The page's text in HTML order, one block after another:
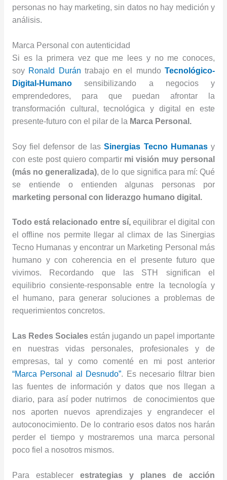
personas no hay marketing, sin datos no hay medición y
análisis.
Marca Personal con autenticidad
Si es la primera vez que me lees y no me conoces,
soy Ronald Durán trabajo en el mundoTecnológico-
Digital-Humanosensibilizando a negocios y
emprendedores, para que puedan afrontar la
transformación cultural, tecnológica y digital en este
presente-futuro con el pilar de la Marca Personal.
Soy fiel defensor de las Sinergias Tecno Humanas y
con este post quiero compartir mi visión muy personal
(más no generalizada), de lo que significa para mí: Qué
se entiende o entienden algunas personas por
marketing personal con liderazgo humano digital.
Todo está relacionado entre sí, equilibrar el digital con
el offline nos permite llegar al climax de las Sinergias
Tecno Humanas y encontrar un Marketing Personal más
humano y con coherencia en el presente futuro que
vivimos. Recordando que las STH significan el
equilibrio consiente-responsable entre la tecnología y
el humano, para generar soluciones a problemas de
requerimientos concretos.
Las Redes Socialesestán jugando un papel importante
en nuestras vidas personales, profesionales y de
empresas, tal y como comenté en mi post anterior
“Marca Personal al Desnudo”. Es necesario filtrar bien
las fuentes de información y datos que nos llegan a
diario, para así poder nutrirnos de conocimientos que
nos aporten nuevos aprendizajes y engrandecer el
autoconocimiento. De lo contrario esos datos nos harán
perder el tiempo y mostraremos una marca personal
poco fiel a nosotros mismos.
Para establecer estrategias y planes de acción